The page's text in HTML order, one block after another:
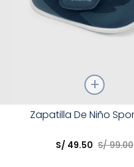
TallaZapatilla De Niño
S/ 49.50 S/ 99.00